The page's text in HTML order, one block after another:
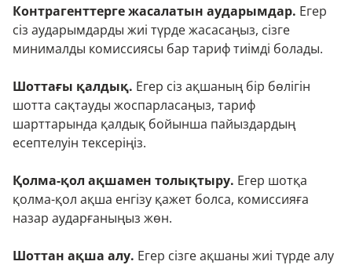
Контрагенттерге жасалатын аударымдар. Егер
сіз аударымдарды жиі түрде жасасаңыз, сізге
минималды комиссиясы бар тариф тиімді болады.
Шоттағы қалдық. Егер сіз ақшаның бір бөлігін
шотта сақтауды жоспарласаңыз, тариф
шарттарында қалдық бойынша пайыздардың
есептелуін тексеріңіз.
Қолма-қол ақшамен толықтыру. Егер шотқа
қолма-қол ақша енгізу қажет болса, комиссияға
назар аударғаныңыз жөн.
Шоттан ақша алу. Егер сізге ақшаны жиі түрде алу